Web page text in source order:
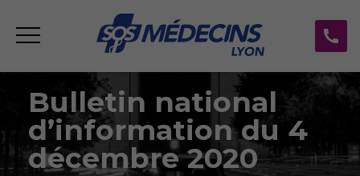
Bulletin national
d’information du 4
décembre 2020